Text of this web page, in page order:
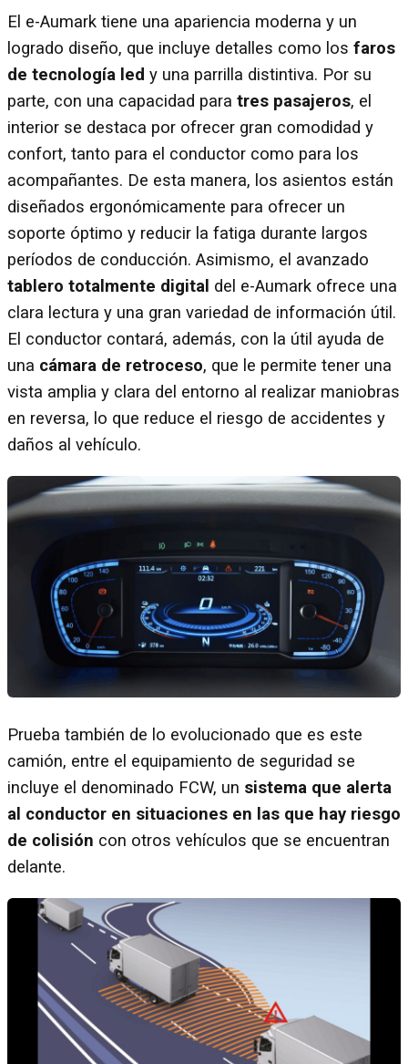
El e-Aumark tiene una apariencia moderna y un
logrado diseño, que incluye detalles como los faros
de tecnología led y una parrilla distintiva. Por su
parte, con una capacidad para tres pasajeros, el
interior se destaca por ofrecer gran comodidad y
confort, tanto para el conductor como para los
acompañantes. De esta manera, los asientos están
diseñados ergonómicamente para ofrecer un
soporte óptimo y reducir la fatiga durante largos
períodos de conducción. Asimismo, el avanzado
tablero totalmente digital del e-Aumark ofrece una
clara lectura y una gran variedad de información útil.
El conductor contará, además, con la útil ayuda de
una cámara de retroceso, que le permite tener una
vista amplia y clara del entorno al realizar maniobras
en reversa, lo que reduce el riesgo de accidentes y
daños al vehículo.
Prueba también de lo evolucionado que es este
camión, entre el equipamiento de seguridad se
incluye el denominado FCW, un sistema que alerta
al conductor en situaciones en las que hay riesgo
de colisión con otros vehículos que se encuentran
delante.